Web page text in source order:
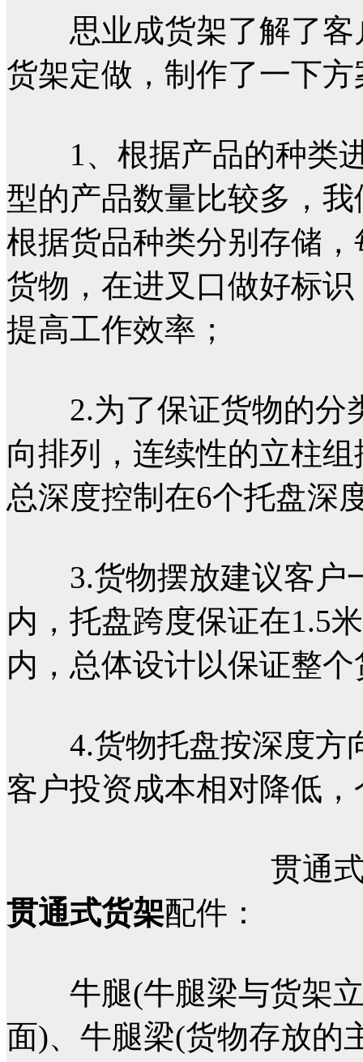
思业成货架了解了客
货架定做，制作了一下方
1、根据产品的种类进
型的产品数量比较多，
根据货品种类分别存储
货物，在进叉口做好标
提高工作效率；
2.为了保证货物的分
向排列，连续性的立柱
总深度控制在6个托盘深
3.货物摆放建议客户
内，托盘跨度保证在1.5
内，总体设计以保证整
4.货物托盘按深度方
客户投资成本相对降低
贯通
贯通式货架配件：
牛腿(牛腿梁与货架立
面)、牛腿梁(货物存放的